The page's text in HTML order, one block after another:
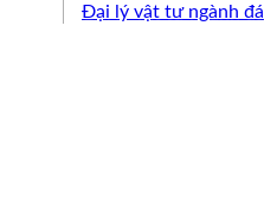
Đại lý vật tư ngành đá